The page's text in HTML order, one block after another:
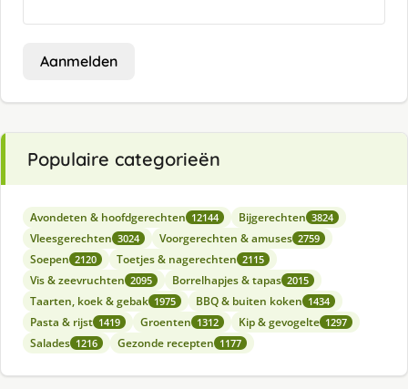
Aanmelden
Populaire categorieën
Avondeten & hoofdgerechten 12144 Bijgerechten 3824
Vleesgerechten 3024 Voorgerechten & amuses 2759
Soepen 2120 Toetjes & nagerechten 2115
Vis & zeevruchten 2095 Borrelhapjes & tapas 2015
Taarten, koek & gebak 1975 BBQ & buiten koken 1434
Pasta & rijst 1419 Groenten 1312 Kip & gevogelte 1297
Salades 1216 Gezonde recepten 1177